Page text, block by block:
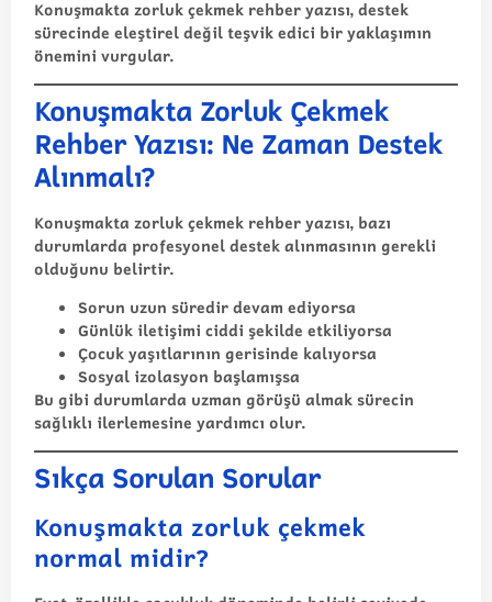
Konuşmakta zorluk çekmek rehber yazısı, destek
sürecinde eleştirel değil teşvik edici bir yaklaşımın
önemini vurgular.
Konuşmakta Zorluk Çekmek
Rehber Yazısı: Ne Zaman Destek
Alınmalı?
Konuşmakta zorluk çekmek rehber yazısı, bazı
durumlarda profesyonel destek alınmasının gerekli
olduğunu belirtir.
Sorun uzun süredir devam ediyorsa
Günlük iletişimi ciddi şekilde etkiliyorsa
Çocuk yaşıtlarının gerisinde kalıyorsa
Sosyal izolasyon başlamışsa
Bu gibi durumlarda uzman görüşü almak sürecin
sağlıklı ilerlemesine yardımcı olur.
Sıkça Sorulan Sorular
Konuşmakta zorluk çekmek
normal midir?